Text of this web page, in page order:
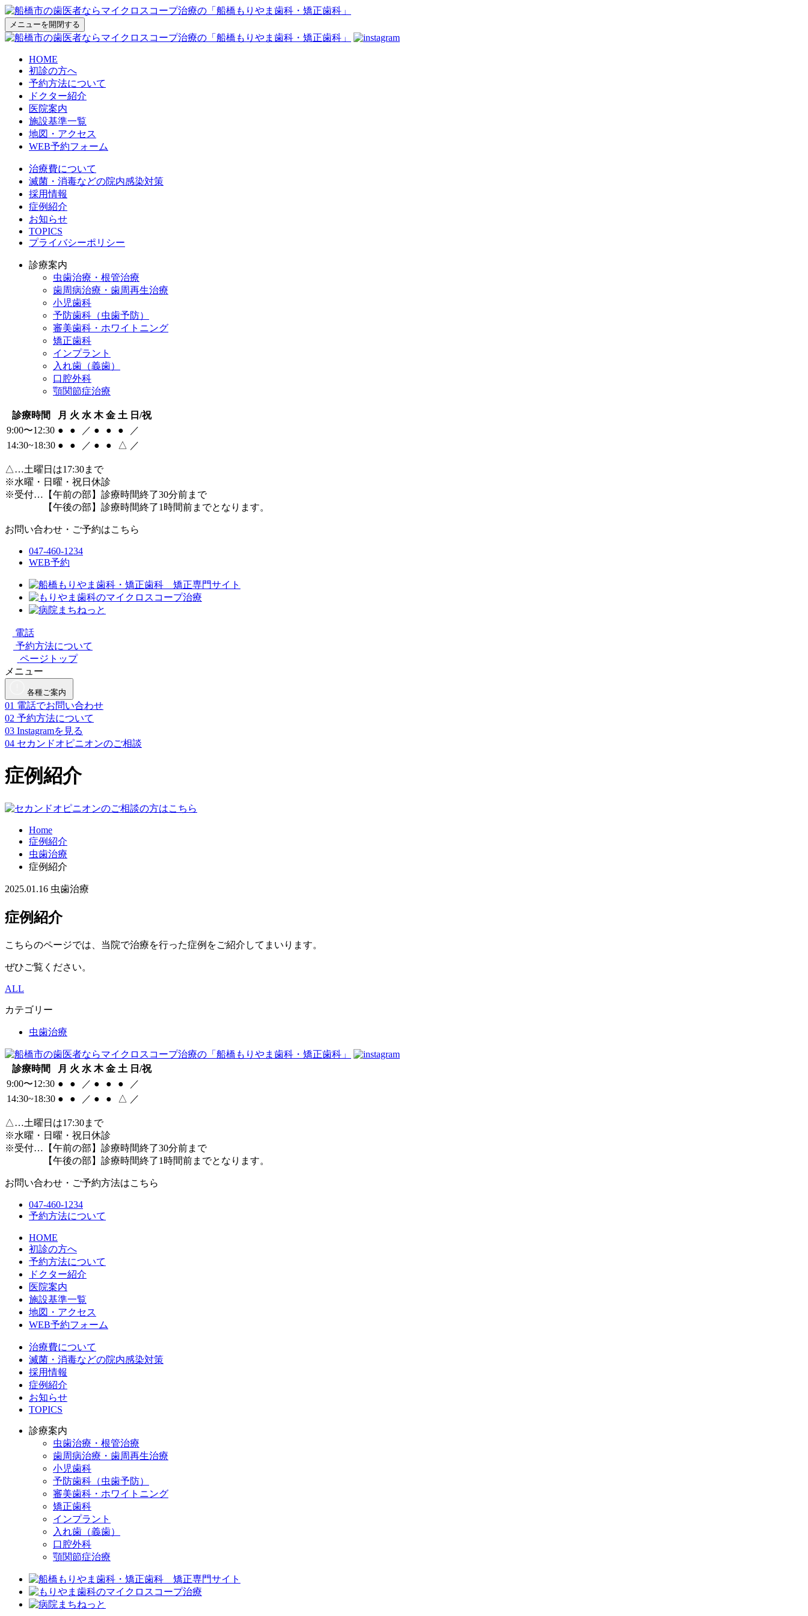
メニューを開閉する
HOME
初診の方へ
予約方法について
ドクター紹介
医院案内
施設基準一覧
地図・アクセス
WEB予約フォーム
治療費について
滅菌・消毒などの院内感染対策
採用情報
症例紹介
お知らせ
TOPICS
プライバシーポリシー
診療案内
虫歯治療・根管治療
歯周病治療・歯周再生治療
小児歯科
予防歯科（虫歯予防）
審美歯科・ホワイトニング
矯正歯科
インプラント
入れ歯（義歯）
口腔外科
顎関節症治療
診療時間 月 火 水 木 金 土 日/祝
9:00〜12:30 ● ● ／ ● ● ●
／
14:30~18:30 ● ● ／ ● ● △ ／
△…土曜日は17:30まで
※水曜・日曜・祝日休診
※受付…【午前の部】診療時間終了30分前まで
【午後の部】診療時間終了1時間前までとなります。
お問い合わせ・ご予約はこちら
047-460-1234
WEB予約
電話
予約方法について
ページトップ
メニュー
各種ご案内
01 電話でお問い合わせ
02 予約方法について
03 Instagramを見る
04 セカンドオピニオンのご相談
症例紹介
Home
症例紹介
虫歯治療
症例紹介
2025.01.16 虫歯治療
症例紹介
こちらのページでは、当院で治療を行った症例をご紹介してまいります。
ぜひご覧ください。
ALL
カテゴリー
虫歯治療
診療時間 月 火 水 木 金 土 日/祝
9:00〜12:30 ● ● ／ ● ● ●
／
14:30~18:30 ● ● ／ ● ● △ ／
△…土曜日は17:30まで
※水曜・日曜・祝日休診
※受付…【午前の部】診療時間終了30分前まで
【午後の部】診療時間終了1時間前までとなります。
お問い合わせ・ご予約方法はこちら
047-460-1234
予約方法について
HOME
初診の方へ
予約方法について
ドクター紹介
医院案内
施設基準一覧
地図・アクセス
WEB予約フォーム
治療費について
滅菌・消毒などの院内感染対策
採用情報
症例紹介
お知らせ
TOPICS
診療案内
虫歯治療・根管治療
歯周病治療・歯周再生治療
小児歯科
予防歯科（虫歯予防）
審美歯科・ホワイトニング
矯正歯科
インプラント
入れ歯（義歯）
口腔外科
顎関節症治療